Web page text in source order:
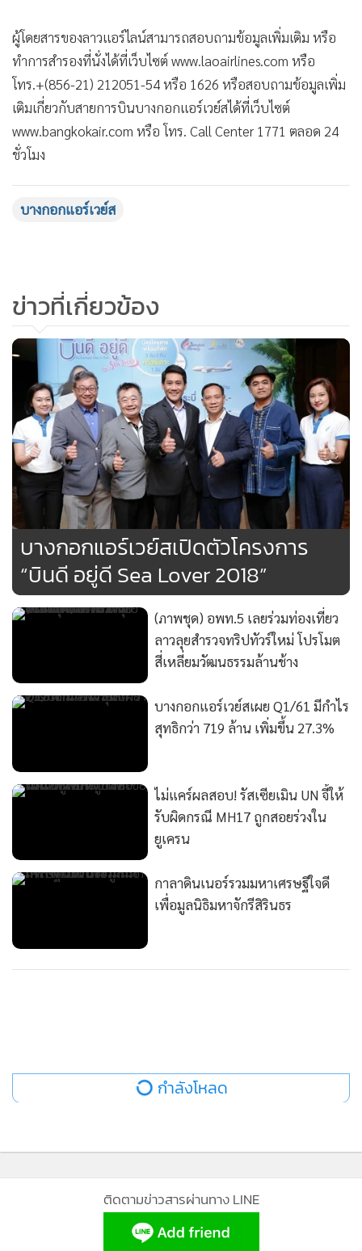
ชั่วโมง
บางกอกแอร์เวย์ส
ข่าวที่เกี่ยวข้อง
บางกอกแอร์เวย์สเปิดตัวโครงการ
“บินดี อยู่ดี Sea Lover 2018”
บางกอกแอร์เวย์สเผย Q1/61 มีกำไร
สุทธิกว่า 719 ล้าน เพิ่มขึ้น 27.3%
ไม่แคร์ผลสอบ! รัสเซียเมิน UN จี้ให้
รับผิดกรณี MH17 ถูกสอยร่วงใน
ยูเครน
เพื่อมูลนิธิมหาจักรีสิรินธร
แสดงเพิ่มเติม
กำลังโหลด
ติดตามข่าวสารผ่านทาง LINE